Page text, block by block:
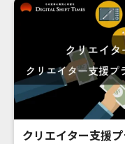
クリエイター支援